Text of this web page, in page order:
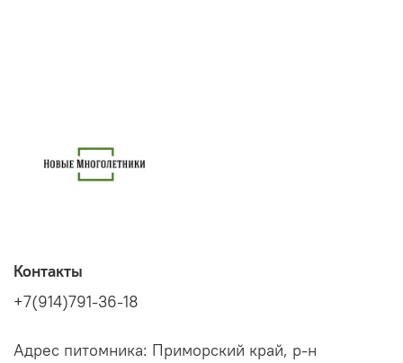
Контакты
+7(914)791-36-18
Адрес питомника: Приморский край, р-н